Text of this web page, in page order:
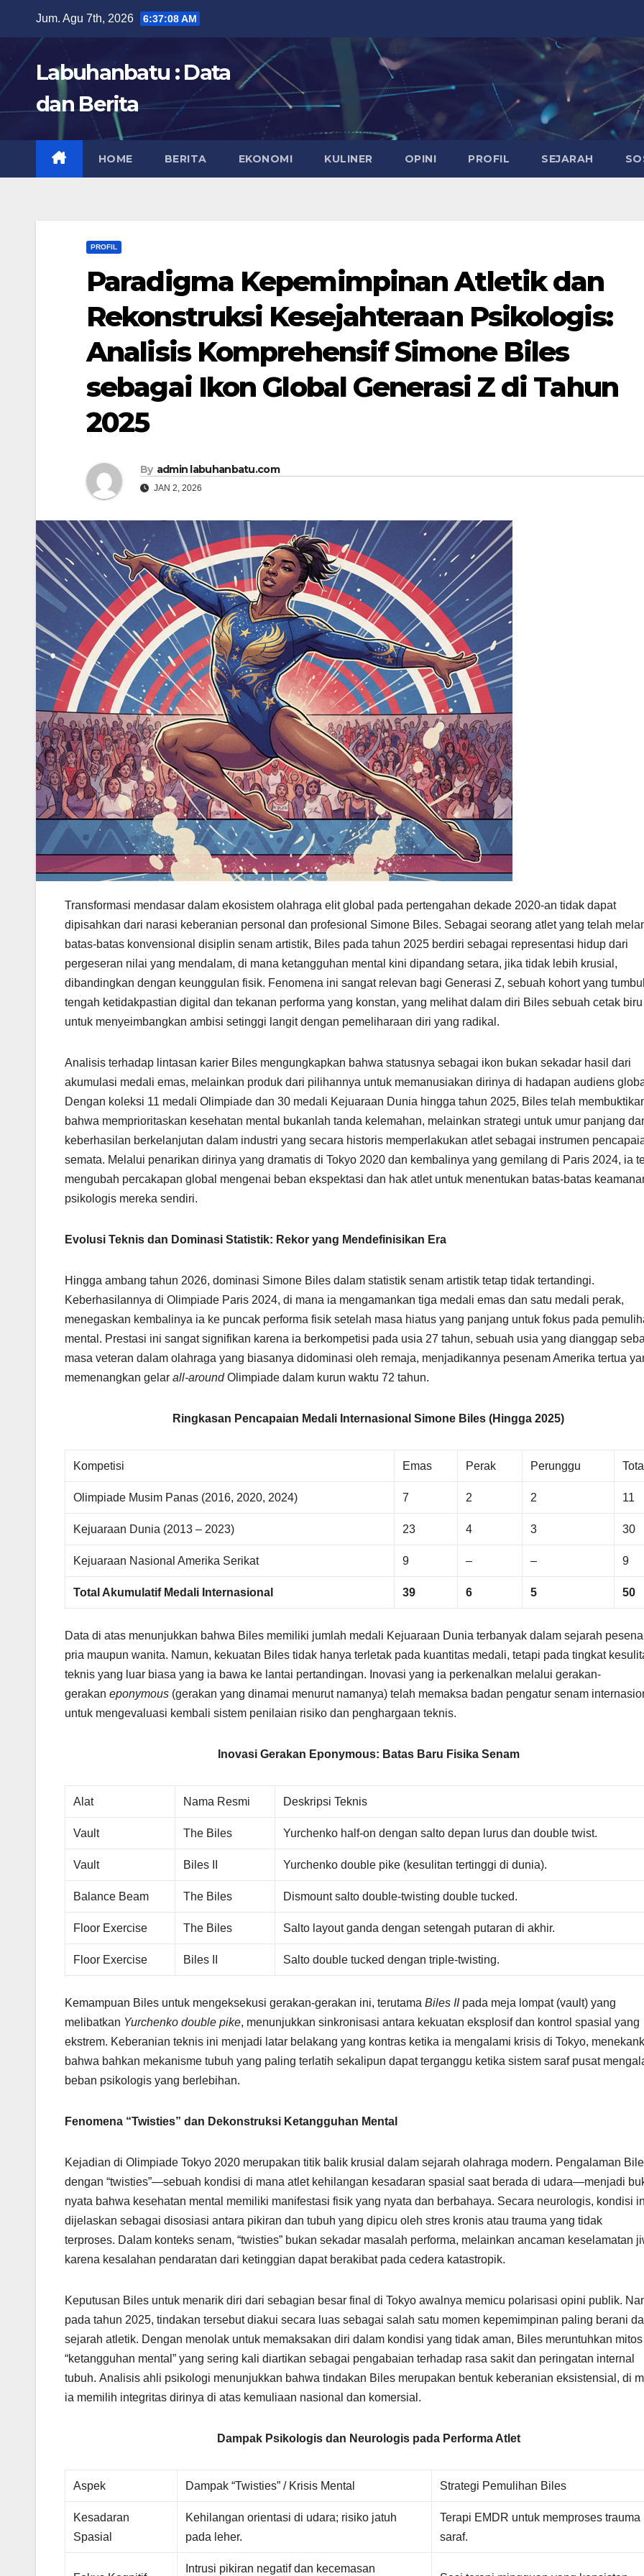
content
Jum. Agu 7th, 2026 6:37:09 AM
Labuhanbatu : Data
dan Berita
HOME BERITA EKONOMI KULINER OPINI PROFIL SEJARAH
PROFIL
Paradigma Kepemimpinan Atletik dan
Rekonstruksi Kesejahteraan Psikologis:
Analisis Komprehensif Simone Biles
sebagai Ikon Global Generasi Z di Tahun
2025
By admin labuhanbatu.com
JAN 2, 2026
Transformasi mendasar dalam ekosistem olahraga elit global pada pertengahan dekade 2020-an tidak dapat
dipisahkan dari narasi keberanian personal dan profesional Simone Biles. Sebagai seorang atlet yang telah
batas-batas konvensional disiplin senam artistik, Biles pada tahun 2025 berdiri sebagai representasi hidup dari
pergeseran nilai yang mendalam, di mana ketangguhan mental kini dipandang setara, jika tidak lebih krusial,
dibandingkan dengan keunggulan fisik. Fenomena ini sangat relevan bagi Generasi Z, sebuah kohort yang
tengah ketidakpastian digital dan tekanan performa yang konstan, yang melihat dalam diri Biles sebuah cetak biru
untuk menyeimbangkan ambisi setinggi langit dengan pemeliharaan diri yang radikal.
Analisis terhadap lintasan karier Biles mengungkapkan bahwa statusnya sebagai ikon bukan sekadar hasil dari
akumulasi medali emas, melainkan produk dari pilihannya untuk memanusiakan dirinya di hadapan audiens
Dengan koleksi 11 medali Olimpiade dan 30 medali Kejuaraan Dunia hingga tahun 2025, Biles telah
bahwa memprioritaskan kesehatan mental bukanlah tanda kelemahan, melainkan strategi untuk umur panjang
keberhasilan berkelanjutan dalam industri yang secara historis memperlakukan atlet sebagai instrumen
semata. Melalui penarikan dirinya yang dramatis di Tokyo 2020 dan kembalinya yang gemilang di Paris 2024, ia
mengubah percakapan global mengenai beban ekspektasi dan hak atlet untuk menentukan batas-batas
psikologis mereka sendiri.
Evolusi Teknis dan Dominasi Statistik: Rekor yang Mendefinisikan Era
Hingga ambang tahun 2026, dominasi Simone Biles dalam statistik senam artistik tetap tidak tertandingi.
Keberhasilannya di Olimpiade Paris 2024, di mana ia mengamankan tiga medali emas dan satu medali perak,
menegaskan kembalinya ia ke puncak performa fisik setelah masa hiatus yang panjang untuk fokus pada
mental. Prestasi ini sangat signifikan karena ia berkompetisi pada usia 27 tahun, sebuah usia yang dianggap
masa veteran dalam olahraga yang biasanya didominasi oleh remaja, menjadikannya pesenam Amerika tertua
memenangkan gelar all-aroundOlimpiade dalam kurun waktu 72 tahun.
Ringkasan Pencapaian Medali Internasional Simone Biles (Hingga 2025)
Kompetisi Emas Perak Perunggu Total
Olimpiade Musim Panas (2016, 2020, 2024) 7 2 2 11
Kejuaraan Dunia (2013 – 2023) 23 4 3 30
Kejuaraan Nasional Amerika Serikat 9 – – 9
Total Akumulatif Medali Internasional 39 6 5 50
Data di atas menunjukkan bahwa Biles memiliki jumlah medali Kejuaraan Dunia terbanyak dalam sejarah
pria maupun wanita. Namun, kekuatan Biles tidak hanya terletak pada kuantitas medali, tetapi pada tingkat
teknis yang luar biasa yang ia bawa ke lantai pertandingan. Inovasi yang ia perkenalkan melalui gerakan-
gerakan eponymous (gerakan yang dinamai menurut namanya) telah memaksa badan pengatur senam
untuk mengevaluasi kembali sistem penilaian risiko dan penghargaan teknis.
Inovasi Gerakan Eponymous: Batas Baru Fisika Senam
Alat Nama Resmi Deskripsi Teknis
Vault The Biles Yurchenko half-on dengan salto depan lurus dan double twist.
Vault Biles II Yurchenko double pike (kesulitan tertinggi di dunia).
Balance Beam The Biles Dismount salto double-twisting double tucked.
Floor Exercise The Biles Salto layout ganda dengan setengah putaran di akhir.
Floor Exercise Biles II Salto double tucked dengan triple-twisting.
Kemampuan Biles untuk mengeksekusi gerakan-gerakan ini, terutama Biles IIpada meja lompat (vault) yang
melibatkan Yurchenko double pike, menunjukkan sinkronisasi antara kekuatan eksplosif dan kontrol spasial yang
ekstrem. Keberanian teknis ini menjadi latar belakang yang kontras ketika ia mengalami krisis di Tokyo,
bahwa bahkan mekanisme tubuh yang paling terlatih sekalipun dapat terganggu ketika sistem saraf pusat
beban psikologis yang berlebihan.
Fenomena “Twisties” dan Dekonstruksi Ketangguhan Mental
Kejadian di Olimpiade Tokyo 2020 merupakan titik balik krusial dalam sejarah olahraga modern. Pengalaman
dengan “twisties”—sebuah kondisi di mana atlet kehilangan kesadaran spasial saat berada di udara—menjadi
nyata bahwa kesehatan mental memiliki manifestasi fisik yang nyata dan berbahaya. Secara neurologis, kondisi
dijelaskan sebagai disosiasi antara pikiran dan tubuh yang dipicu oleh stres kronis atau trauma yang tidak
terproses. Dalam konteks senam, “twisties” bukan sekadar masalah performa, melainkan ancaman keselamatan
karena kesalahan pendaratan dari ketinggian dapat berakibat pada cedera katastropik.
Keputusan Biles untuk menarik diri dari sebagian besar final di Tokyo awalnya memicu polarisasi opini publik.
pada tahun 2025, tindakan tersebut diakui secara luas sebagai salah satu momen kepemimpinan paling berani
sejarah atletik. Dengan menolak untuk memaksakan diri dalam kondisi yang tidak aman, Biles meruntuhkan mitos
“ketangguhan mental” yang sering kali diartikan sebagai pengabaian terhadap rasa sakit dan peringatan internal
tubuh. Analisis ahli psikologi menunjukkan bahwa tindakan Biles merupakan bentuk keberanian eksistensial, di
ia memilih integritas dirinya di atas kemuliaan nasional dan komersial.
Dampak Psikologis dan Neurologis pada Performa Atlet
Aspek Dampak “Twisties” / Krisis Mental Strategi Pemulihan Biles
Kesadaran
Spasial
Kehilangan orientasi di udara; risiko jatuh
pada leher.
Terapi EMDR untuk memproses trauma
saraf.
Intrusi pikiran negatif dan kecemasan